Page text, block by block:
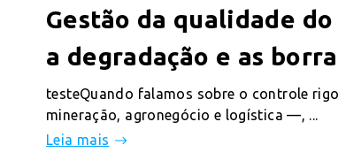
Gestão da qualidade
a degradação e as
testeQuando falamos sobre o controle
mineração, agronegócio e logística —, ...
Leia mais